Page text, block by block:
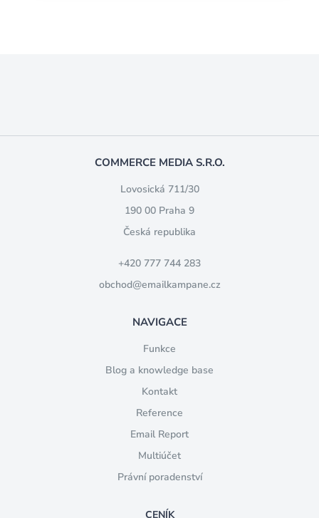
COMMERCE MEDIA S.R.O.
Lovosická 711/30
190 00 Praha 9
Česká republika
+420 777 744 283
obchod@emailkampane.cz
NAVIGACE
Funkce
Blog a knowledge base
Kontakt
Reference
Email Report
Multiúčet
Právní poradenství
CENÍK